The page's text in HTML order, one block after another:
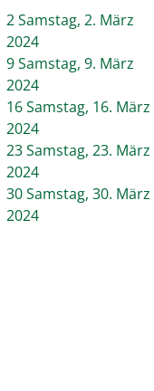
2Samstag, 2. März
2024
9Samstag, 9. März
2024
16Samstag, 16. März
2024
23Samstag, 23. März
2024
30Samstag, 30. März
2024